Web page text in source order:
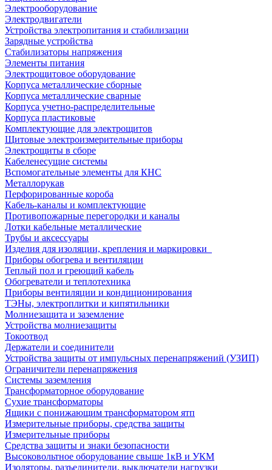
Электрооборудование
Электродвигатели
Устройства электропитания и стабилизации
Зарядные устройства
Стабилизаторы напряжения
Элементы питания
Электрощитовое оборудование
Корпуса металлические сборные
Корпуса металлические сварные
Корпуса учетно-распределительные
Корпуса пластиковые
Комплектующие для электрощитов
Щитовые электроизмерительные приборы
Электрощиты в сборе
Кабеленесущие системы
Вспомогательные элементы для КНС
Металлорукав
Перфорированные короба
Кабель-каналы и комплектующие
Противопожарные перегородки и каналы
Лотки кабельные металлические
Трубы и аксессуары
Изделия для изоляции, крепления и маркировки
Приборы обогрева и вентиляции
Теплый пол и греющий кабель
Обогреватели и теплотехника
Приборы вентиляции и кондиционирования
ТЭНы, электроплитки и кипятильники
Молниезащита и заземление
Устройства молниезащиты
Токоотвод
Держатели и соединители
Устройства защиты от импульсных перенапряжений (УЗИП)
Ограничители перенапряжения
Системы заземления
Трансформаторное оборудование
Сухие трансформаторы
Ящики с понижающим трансформатором ятп
Измерительные приборы, средства защиты
Измерительные приборы
Средства защиты и знаки безопасности
Высоковольтное оборудование свыше 1кВ и УКМ
Изоляторы, разъединители, выключатели нагрузки